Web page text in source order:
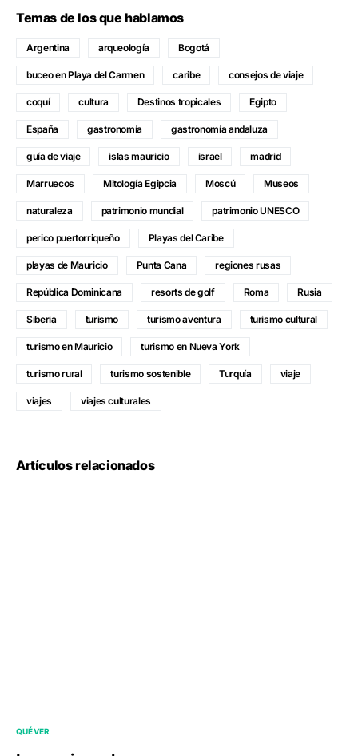
Temas de los que hablamos
Argentina arqueología Bogotá
buceo en Playa del Carmen caribe consejos de viaje
coquí cultura Destinos tropicales Egipto
España gastronomía gastronomía andaluza
guía de viaje islas mauricio israel madrid
Marruecos Mitología Egipcia Moscú Museos
naturaleza patrimonio mundial patrimonio UNESCO
perico puertorriqueño Playas del Caribe
playas de Mauricio Punta Cana regiones rusas
República Dominicana resorts de golf Roma Rusia
Siberia turismo turismo aventura turismo cultural
turismo en Mauricio turismo en Nueva York
turismo rural turismo sostenible Turquía viaje
viajes viajes culturales
Artículos relacionados
QUÉ VER